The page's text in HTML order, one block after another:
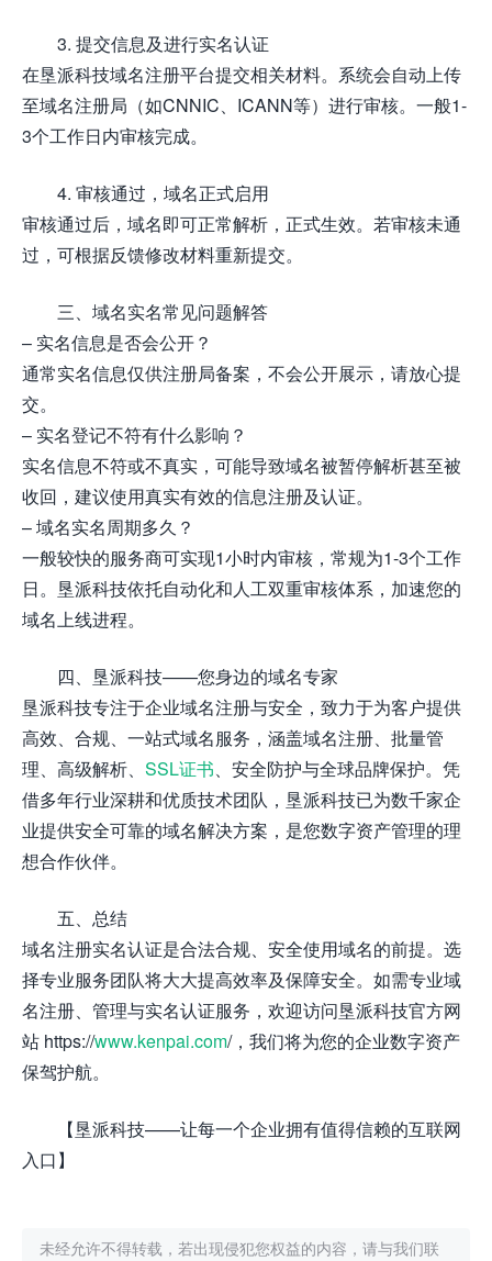
3. 提交信息及进行实名认证
在垦派科技域名注册平台提交相关材料。系统会自动上传
至域名注册局（如CNNIC、ICANN等）进行审核。一般1-
3个工作日内审核完成。
4. 审核通过，域名正式启用
审核通过后，域名即可正常解析，正式生效。若审核未通
过，可根据反馈修改材料重新提交。
三、域名实名常见问题解答
– 实名信息是否会公开？
通常实名信息仅供注册局备案，不会公开展示，请放心提
交。
– 实名登记不符有什么影响？
实名信息不符或不真实，可能导致域名被暂停解析甚至被
收回，建议使用真实有效的信息注册及认证。
– 域名实名周期多久？
一般较快的服务商可实现1小时内审核，常规为1-3个工作
日。垦派科技依托自动化和人工双重审核体系，加速您的
域名上线进程。
四、垦派科技——您身边的域名专家
垦派科技专注于企业域名注册与安全，致力于为客户提供
高效、合规、一站式域名服务，涵盖域名注册、批量管
理、高级解析、 SSL证书、安全防护与全球品牌保护。凭
借多年行业深耕和优质技术团队，垦派科技已为数千家企
业提供安全可靠的域名解决方案，是您数字资产管理的理
想合作伙伴。
五、总结
域名注册实名认证是合法合规、安全使用域名的前提。选
择专业服务团队将大大提高效率及保障安全。如需专业域
名注册、管理与实名认证服务，欢迎访问垦派科技官方网
站 https://www.kenpai.com/，我们将为您的企业数字资产
保驾护航。
【垦派科技——让每一个企业拥有值得信赖的互联网
入口】
未经允许不得转载，若出现侵犯您权益的内容，请与我们联